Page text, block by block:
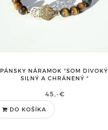
PÁNSKY NÁRAMOK "SOM DIVOKÝ,
SILNÝ A CHRÁNENÝ "
45,-€
DO KOŠÍKA